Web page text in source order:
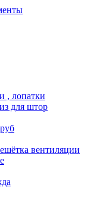
, лопатки
для штор
вентиляции